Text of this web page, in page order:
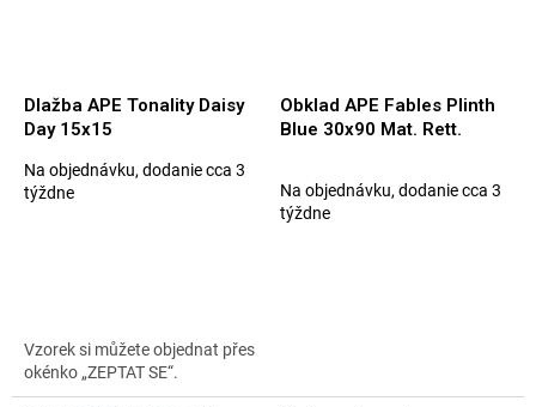
Dlažba APE Tonality Daisy
Day 15x15
Priemerné
hodnotenie
hviezdičiek.
Na objednávku, dodanie cca 3
týždne
Vzorek si můžete objednat přes
okénko „ZEPTAT SE“.
Obklad APE Fables Plinth
Blue 30x90 Mat. Rett.
Na objednávku, dodanie cca 3
týždne